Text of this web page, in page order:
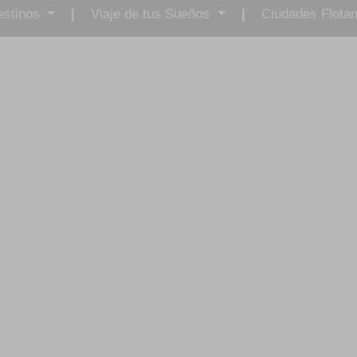
| Viaje de tus Sueños | Ciudades